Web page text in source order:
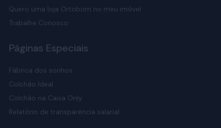
Quero uma loja Ortobom no meu imóvel
Trabalhe Conosco
Páginas Especiais
Fábrica dos sonhos
Colchão Ideal
Colchão na Caixa Only
Relatório de transparência salarial